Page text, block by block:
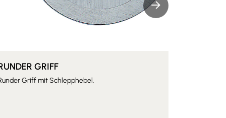
GRIFF
Griff mit Schlepphebel.